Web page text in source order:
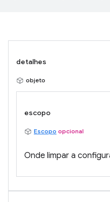
detalhes
objeto
escopo
Escopo opcional
Onde limpar a